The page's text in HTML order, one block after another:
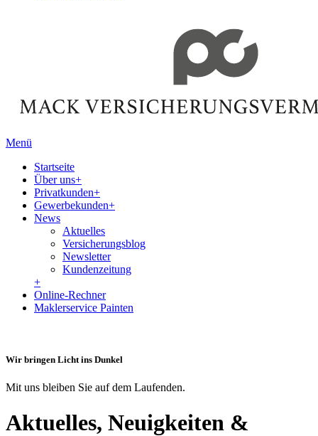
Menü
Startseite
Über uns+
Privatkunden+
Gewerbekunden+
News
Aktuelles
Versicherungsblog
Newsletter
Kundenzeitung
+
Online-Rechner
Maklerservice Painten
Wir bringen Licht ins Dunkel
Mit uns bleiben Sie auf dem Laufenden.
Aktuelles, Neuigkeiten &